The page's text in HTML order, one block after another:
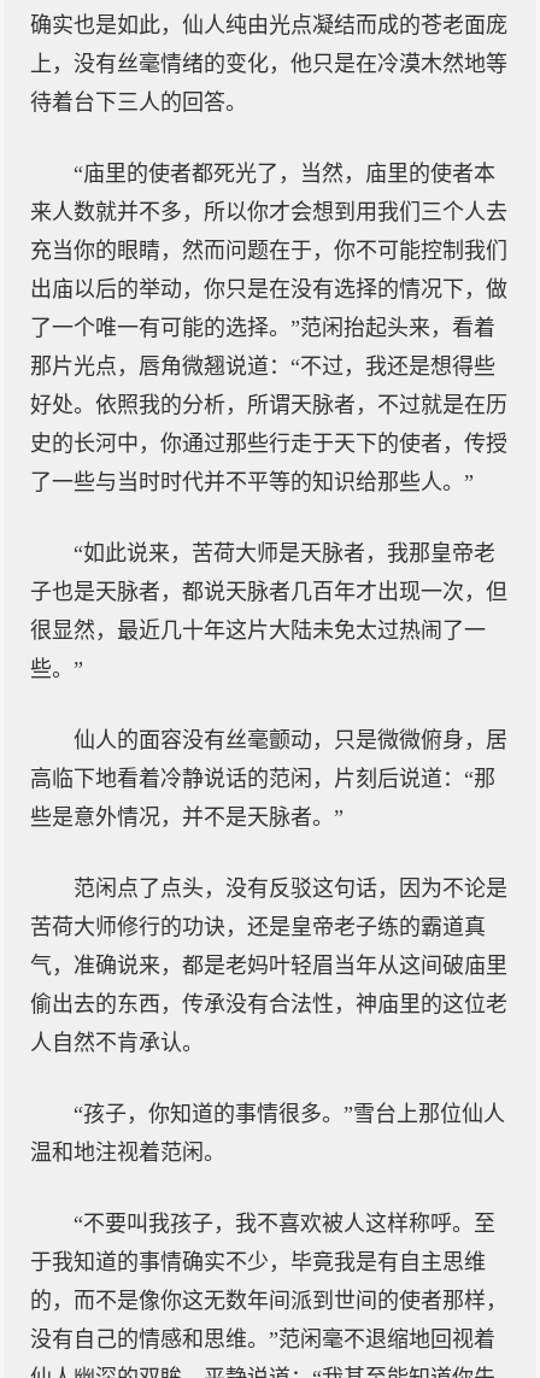
确实也是如此，仙人纯由光点凝结而成的苍老面庞
上，没有丝毫情绪的变化，他只是在冷漠木然地等
待着台下三人的回答。
“庙里的使者都死光了，当然，庙里的使者本
来人数就并不多，所以你才会想到用我们三个人去
充当你的眼睛，然而问题在于，你不可能控制我们
出庙以后的举动，你只是在没有选择的情况下，做
了一个唯一有可能的选择。”范闲抬起头来，看着
那片光点，唇角微翘说道：“不过，我还是想得些
好处。依照我的分析，所谓天脉者，不过就是在历
史的长河中，你通过那些行走于天下的使者，传授
了一些与当时时代并不平等的知识给那些人。”
“如此说来，苦荷大师是天脉者，我那皇帝老
子也是天脉者，都说天脉者几百年才出现一次，但
很显然，最近几十年这片大陆未免太过热闹了一
些。”
仙人的面容没有丝毫颤动，只是微微俯身，居
高临下地看着冷静说话的范闲，片刻后说道：“那
些是意外情况，并不是天脉者。”
范闲点了点头，没有反驳这句话，因为不论是
苦荷大师修行的功诀，还是皇帝老子练的霸道真
气，准确说来，都是老妈叶轻眉当年从这间破庙里
偷出去的东西，传承没有合法性，神庙里的这位老
人自然不肯承认。
“孩子，你知道的事情很多。”雪台上那位仙人
温和地注视着范闲。
“不要叫我孩子，我不喜欢被人这样称呼。至
于我知道的事情确实不少，毕竟我是有自主思维
的，而不是像你这无数年间派到世间的使者那样，
没有自己的情感和思维。”范闲毫不退缩地回视着